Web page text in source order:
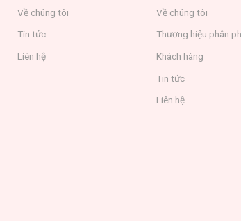
Về chúng tôi
Tin tức
Liên hệ
Về chúng tôi
Thương hiệu phân
Khách hàng
Tin tức
Liên hệ